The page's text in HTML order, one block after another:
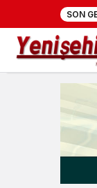
SON